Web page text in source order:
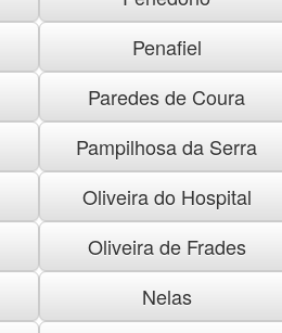
Penafiel
Paredes de Coura
Pampilhosa da Serra
Oliveira do Hospital
Oliveira de Frades
Nelas